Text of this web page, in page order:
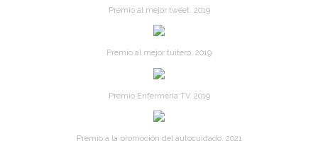
Premio al mejor tweet. 2019
Premio al mejor tuitero. 2019
Premio Enfermería TV. 2019
Premio a la promoción del autocuidado. 2021